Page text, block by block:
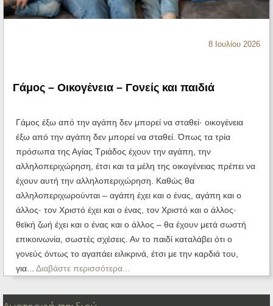
Ηχητικά
8 Ιουλίου 2026
Γάμος – Οικογένεια – Γονείς και παιδιά
Γάμος έξω από την αγάπη δεν μπορεί να σταθεί· οικογένεια
έξω από την αγάπη δεν μπορεί να σταθεί. Όπως τα τρία
πρόσωπα της Αγίας Τριάδος έχουν την αγάπη, την
αλληλοπεριχώρηση, έτσι και τα μέλη της οικογένειας πρέπει να
έχουν αυτή την αλληλοπεριχώρηση. Καθώς θα
αλληλοπεριχωρούνται – αγάπη έχει και ο ένας, αγάπη και ο
άλλος· τον Χριστό έχει και ο ένας, τον Χριστό και ο άλλος·
θεϊκή ζωή έχει και ο ένας και ο άλλος – θα έχουν μετά σωστή
επικοινωνία, σωστές σχέσεις. Αν το παιδί καταλάβει ότι ο
γονεύς όντως το αγαπάει ειλικρινά, έτσι με την καρδιά του,
για... Διαβάστε περισσότερα...